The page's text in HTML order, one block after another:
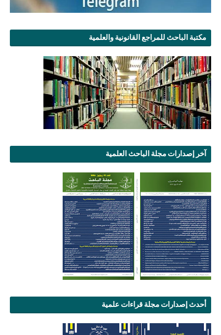
مكتبة الباحث للمراجع القانونية والعلمية
آخر إصدارات مجلة الباحث العلمية
أحدث إصدارات مجلة قراءات علمية